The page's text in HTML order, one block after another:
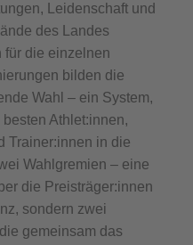
Leidenschaft und
des Landes
für die einzelnen
bilden die
Wahl – ein System,
Athlet:innen,
Trainer:innen in die
Wahlgremien – eine
die Preisträger:innen
sondern zwei
gemeinsam das